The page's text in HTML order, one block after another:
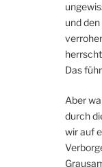
und
Das
Aber
durch
wir auf